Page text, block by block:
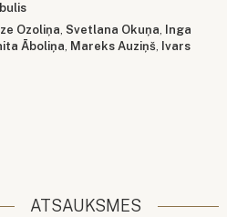
Ozoliņa, Svetlana Okuņa, Inga
Āboliņa, Mareks Auziņš, Ivars
ATSAUKSMES